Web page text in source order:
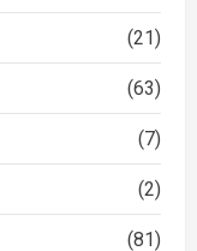
(21)
(63)
(7)
(2)
(81)